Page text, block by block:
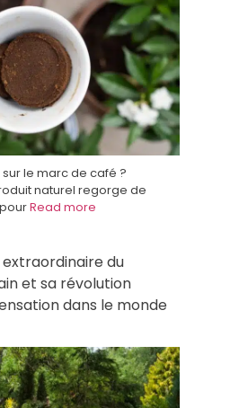
le marc de café ?
naturel regorge de
Read more
extraordinaire du
et sa révolution
dans le monde